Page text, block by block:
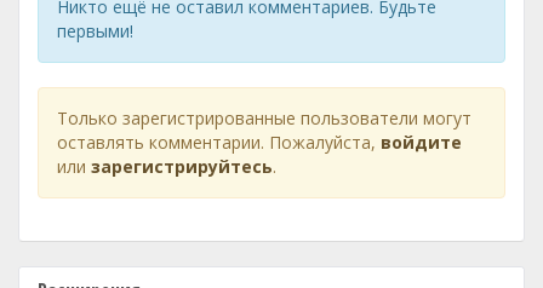
Никто ещё не оставил комментариев. Будьте
первыми!
Только зарегистрированные пользователи могут
оставлять комментарии. Пожалуйста, войдите
или зарегистрируйтесь.